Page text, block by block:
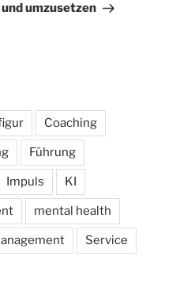
umzusetzen
Coaching
Führung
Impuls KI
mental health
Service